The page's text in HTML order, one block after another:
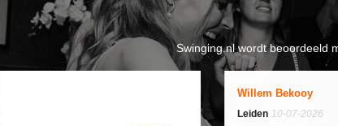
Swinging.nlwordt beoordeeld
Willem Bekooy
Leiden 10-07-2026